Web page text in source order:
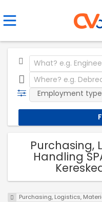
Employment type
Purchasing,
Handling
Purchasing, Logistics,